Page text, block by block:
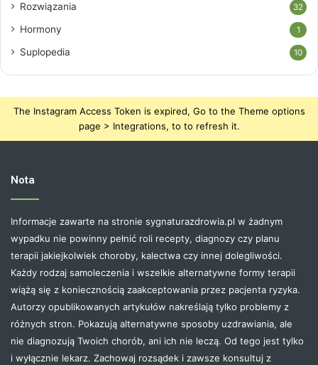
Rozwiązania 32
Hormony 1
Suplopedia 10
The Instagram Access Token is expired, Go to the Theme options
page > Integrations, to to refresh it.
Nota
Informacje zawarte na stronie sygnaturazdrowia.pl w żadnym
wypadku nie powinny pełnić roli recepty, diagnozy czy planu
terapii jakiejkolwiek choroby, kalectwa czy innej dolegliwości.
Każdy rodzaj samoleczenia i wszelkie alternatywne formy terapii
wiążą się z koniecznością zaakceptowania przez pacjenta ryzyka.
Autorzy opublikowanych artykułów nakreślają tylko problemy z
różnych stron. Pokazują alternatywne sposoby uzdrawiania, ale
nie diagnozują Twoich chorób, ani ich nie leczą. Od tego jest tylko
i wyłącznie lekarz. Zachowaj rozsądek i zawsze konsultuj z